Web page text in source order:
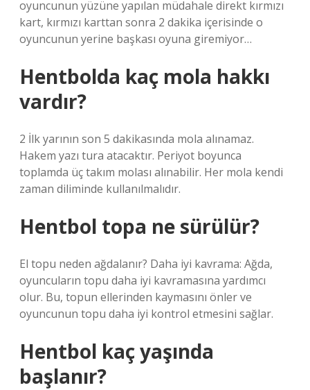
oyuncunun yüzüne yapılan müdahale direkt kırmızı
kart, kırmızı karttan sonra 2 dakika içerisinde o
oyuncunun yerine başkası oyuna giremiyor…
Hentbolda kaç mola hakkı
vardır?
2 İlk yarının son 5 dakikasında mola alınamaz.
Hakem yazı tura atacaktır. Periyot boyunca
toplamda üç takım molası alınabilir. Her mola kendi
zaman diliminde kullanılmalıdır.
Hentbol topa ne sürülür?
El topu neden ağdalanır? Daha iyi kavrama: Ağda,
oyuncuların topu daha iyi kavramasına yardımcı
olur. Bu, topun ellerinden kaymasını önler ve
oyuncunun topu daha iyi kontrol etmesini sağlar.
Hentbol kaç yaşında
başlanır?